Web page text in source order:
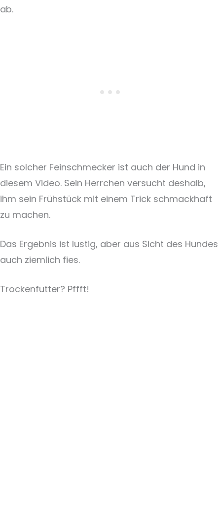
ab.
Ein solcher Feinschmecker ist auch der Hund in
diesem Video. Sein Herrchen versucht deshalb,
ihm sein Frühstück mit einem Trick schmackhaft
zu machen.
Das Ergebnis ist lustig, aber aus Sicht des Hundes
auch ziemlich fies.
Trockenfutter? Pffft!